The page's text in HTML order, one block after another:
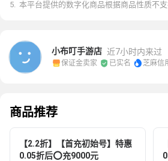
5. 本平台提供的数字化商品根据商品性质不
小布叮手游店 近7小时内来过
保证金卖家  已实名 芝麻信
商品推荐
【2.2折】【首充初始号】特惠
0.05折后⭕充9000元